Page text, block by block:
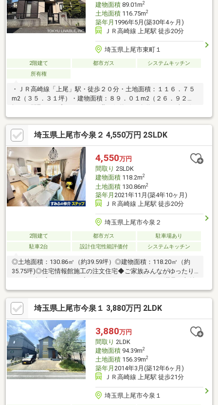
建物面積89.01m2
土地面積116.75m2
築年月 1996年5月(築30年4ヶ月)
ＪＲ高崎線 上尾駅 徒歩20分
埼玉県上尾市東町１
2階建て 都市ガス
システムキッチン
所有権
・ＪＲ高崎線「上尾」駅・徒歩２０分・土地面積：１１６．７５
m2（３５．３１坪）・建物面積：８９．０１m2（２６．９２
坪）・間取タイプ：４ＬＤＫ・北西側約４ｍ公道と 南西側
約４ｍ位置指定道路に面した角地・出窓に面した壁付けキッチ
ン・ＬＤＫ約１１．２畳、３面採光・ＬＤＫ以外の居室は全て６
畳、２面採光・カースペース有・都市ガス・本下水■周辺施設・
イオンモール上尾店・・・・・・約1590m・コープ二ツ宮
店・・・・・・・・約810m・ドラッグセイムス上尾本町店・・約
230m・セブンイレブン 上尾本町1丁目店・・・・約510m
埼玉県上尾市今泉２ 4,550万円 2SLDK
4,550万円
間取り 2SLDK
建物面積118.2m2
土地面積130.86m2
築年月 2021年11月(築4年10ヶ月)
ＪＲ高崎線 上尾駅 徒歩20分
埼玉県上尾市今泉２
2階建て 都市ガス
駐車場あり
駐車2台
設計住宅性能評価付 システムキッチン
◎土地面積：130.86㎡（約39.59坪）◎建物面積：118.20㎡（約
35.75坪)◎住宅情報館施工の注文住宅◆ご家族みんながゆったり
力◆毎日のお買物や、子育て施設が整った環境
埼玉県上尾市今泉１ 3,880万円 2LDK
3,880万円
間取り 2LDK
建物面積94.39m2
土地面積156.39m2
築年月 2014年3月(築12年6ヶ月)
ＪＲ高崎線 上尾駅 徒歩21分
埼玉県上尾市今泉１